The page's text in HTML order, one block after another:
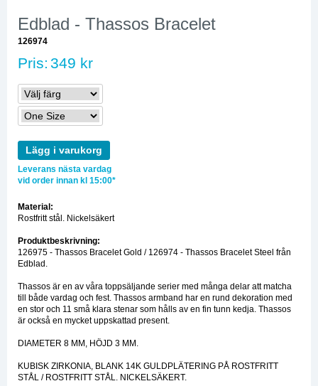
Edblad - Thassos Bracelet
126974
Pris: 349 kr
Lägg i varukorg
Leverans nästa vardag
vid order innan kl 15:00*
Material:
Rostfritt stål. Nickelsäkert
Produktbeskrivning:
126975 - Thassos Bracelet Gold / 126974 - Thassos Bracelet Steel från
Edblad.
Thassos är en av våra toppsäljande serier med många delar att matcha
till både vardag och fest. Thassos armband har en rund dekoration med
en stor och 11 små klara stenar som hålls av en fin tunn kedja. Thassos
är också en mycket uppskattad present.
DIAMETER 8 MM, HÖJD 3 MM.
KUBISK ZIRKONIA, BLANK 14K GULDPLÄTERING PÅ ROSTFRITT
STÅL / ROSTFRITT STÅL. NICKELSÄKERT.